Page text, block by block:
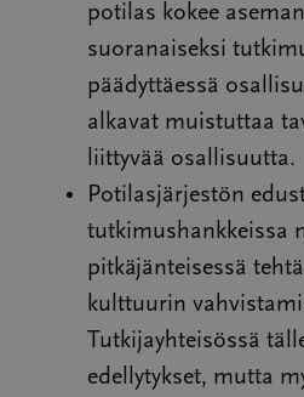
potilas kokee
suoranaiseksi
päädyttäessä
alkavat muistuttaa
liittyvää osallisuutta.
Potilasjärjestön
tutkimushankkeissa
pitkäjänteisessä
kulttuurin
Tutkijayhteisössä
edellytykset, mutta